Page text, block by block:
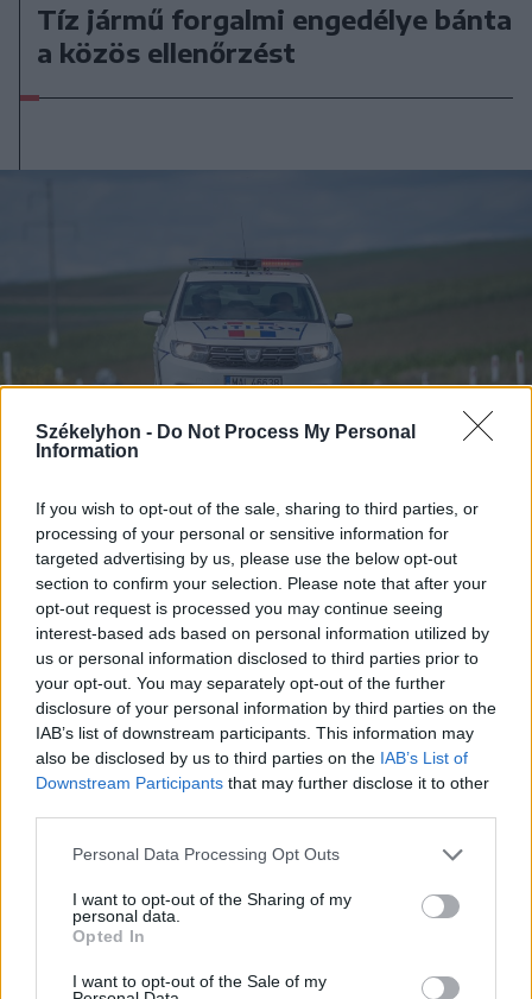
Székelyhon - Do Not Process My Personal
Information
If you wish to opt-out of the sale, sharing to third parties, or
processing of your personal or sensitive information for
targeted advertising by us, please use the below opt-out
section to confirm your selection. Please note that after your
opt-out request is processed you may continue seeing
interest-based ads based on personal information utilized by
us or personal information disclosed to third parties prior to
your opt-out. You may separately opt-out of the further
disclosure of your personal information by third parties on the
IAB’s list of downstream participants. This information may
also be disclosed by us to third parties on the IAB’s List of
Downstream Participants that may further disclose it to other
Personal Data Processing Opt Outs
I want to opt-out of the Sharing of my
personal data.
Opted In
I want to opt-out of the Sale of my
Tíz jármű forgalmi engedélye bánta
a közös ellenőrzést
2023. július 23., vasárnap
Sűrű napjuk volt a belügyi
szerveknek